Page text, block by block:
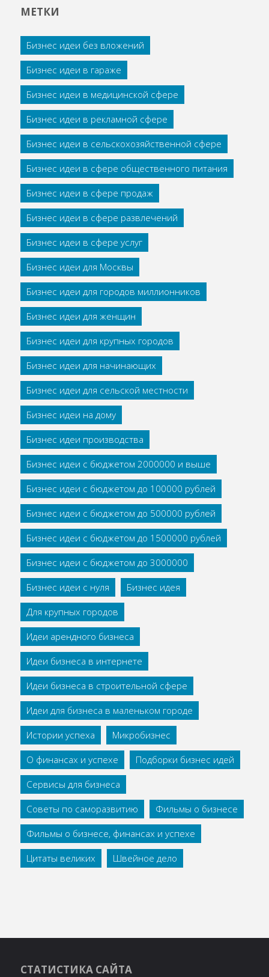
МЕТКИ
Бизнес идеи без вложений
Бизнес идеи в гараже
Бизнес идеи в медицинской сфере
Бизнес идеи в рекламной сфере
Бизнес идеи в сельскохозяйственной сфере
Бизнес идеи в сфере общественного питания
Бизнес идеи в сфере продаж
Бизнес идеи в сфере развлечений
Бизнес идеи в сфере услуг
Бизнес идеи для Москвы
Бизнес идеи для городов миллионников
Бизнес идеи для женщин
Бизнес идеи для крупных городов
Бизнес идеи для начинающих
Бизнес идеи для сельской местности
Бизнес идеи на дому
Бизнес идеи производства
Бизнес идеи с бюджетом 2000000 и выше
Бизнес идеи с бюджетом до 100000 рублей
Бизнес идеи с бюджетом до 500000 рублей
Бизнес идеи с бюджетом до 1500000 рублей
Бизнес идеи с бюджетом до 3000000
Бизнес идеи с нуля
Бизнес идея
Для крупных городов
Идеи арендного бизнеса
Идеи бизнеса в интернете
Идеи бизнеса в строительной сфере
Идеи для бизнеса в маленьком городе
Истории успеха
Микробизнес
О финансах и успехе
Подборки бизнес идей
Сервисы для бизнеса
Советы по саморазвитию
Фильмы о бизнесе
Фильмы о бизнесе, финансах и успехе
Цитаты великих
Швейное дело
СТАТИСТИКА САЙТА